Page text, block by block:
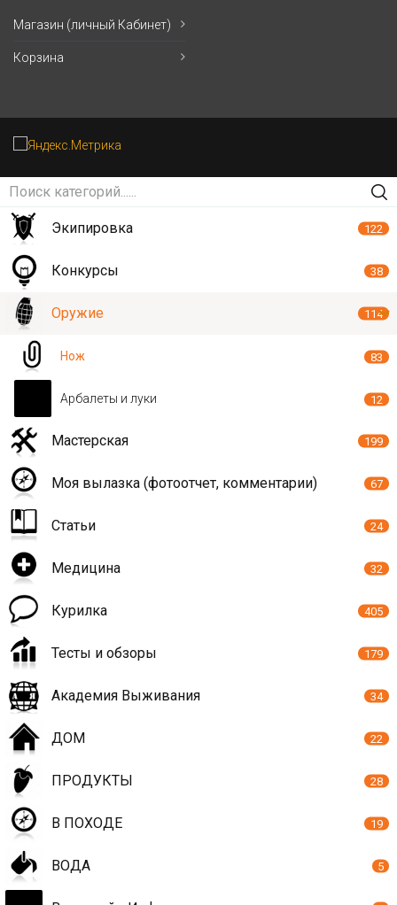
Магазин (личный Кабинет)
Корзина
Экипировка 122
Конкурсы 38
Оружие 114
Нож 83
Арбалеты и луки 12
Мастерская 199
Моя вылазка (фотоотчет, комментарии) 67
Статьи 24
Медицина 32
Курилка 405
Тесты и обзоры 179
Академия Выживания 34
ДОМ 22
ПРОДУКТЫ 28
В ПОХОДЕ 19
ВОДА 5